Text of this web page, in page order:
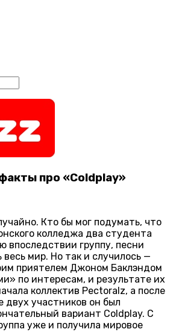
про «Coldplay»
Кто бы мог подумать, что
колледжа два студента
впоследствии группу, песни
весь мир. Но так и случилось —
приятелем Джоном Баклэндом
по интересам, и результате их
коллектив Pectoralz, а после
двух участников он был
вариант Coldplay. С
уже и получила мировое